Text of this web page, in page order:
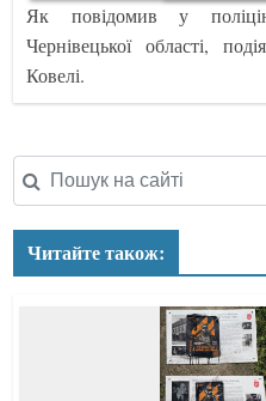
Як повідомив у
Чернівецької області,
Ковелі.
Читайте також: